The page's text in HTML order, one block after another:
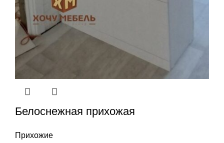
Белоснежная прихожая
Прихожие